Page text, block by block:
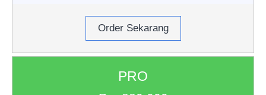
Order Sekarang
PRO